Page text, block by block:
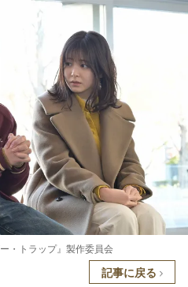
・トラップ』製作委員会
記事に戻る